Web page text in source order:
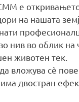
е
на нашата
нив во облик
животен тек.
вложува сè
двостран